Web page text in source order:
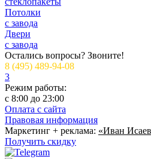
Потолки
с завода
Двери
с завода
Остались вопросы? Звоните!
8 (495) 489-94-08
3
Режим работы:
c 8:00 до 23:00
Оплата с сайта
Правовая информация
Маркетинг + реклама: «Иван
Получить скидку